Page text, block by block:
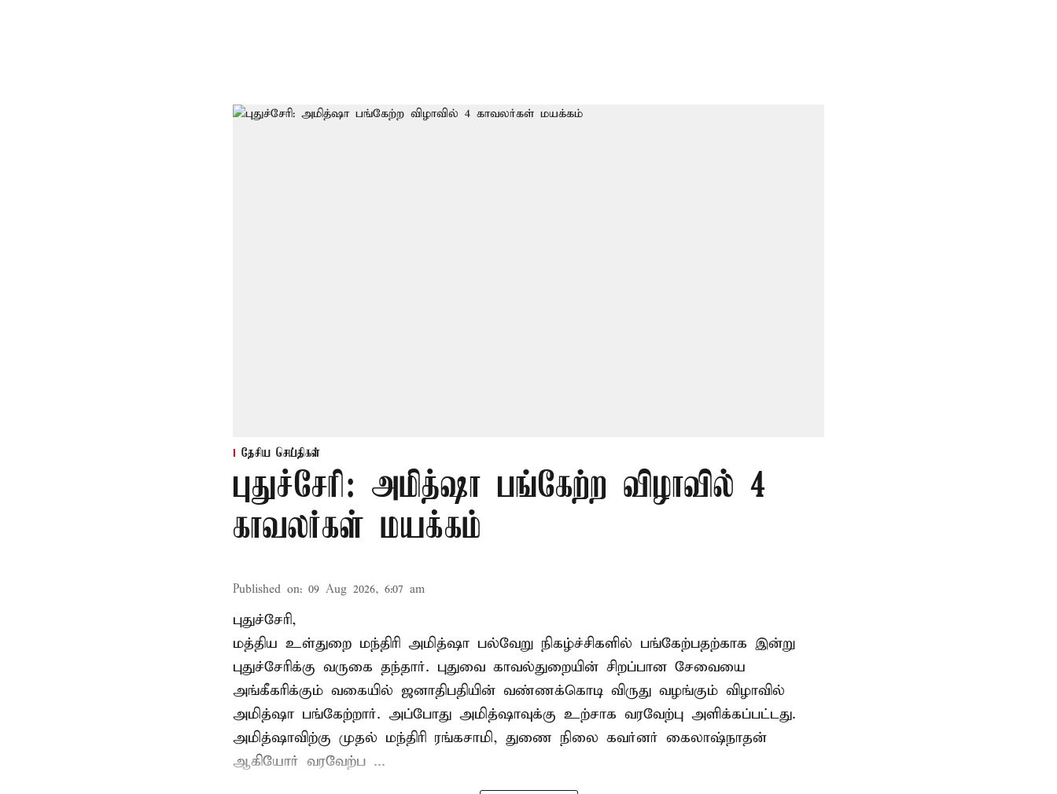
தேசிய செய்திகள்
புதுச்சேரி: அமித்ஷா பங்கேற்ற விழாவில் 4
காவலர்கள் மயக்கம்
Published on: 09 Aug 2026, 6:07 am
புதுச்சேரி,
மத்திய உள்துறை மந்திரி அமித்ஷா பல்வேறு நிகழ்ச்சிகளில் பங்கேற்பதற்காக இன்று
புதுச்சேரிக்கு வருகை தந்தார். புதுவை காவல்துறையின் சிறப்பான சேவையை
அங்கீகரிக்கும் வகையில் ஜனாதிபதியின் வண்ணக்கொடி விருது வழங்கும் விழாவில்
அமித்ஷா பங்கேற்றார். அப்போது அமித்ஷாவுக்கு உற்சாக வரவேற்பு அளிக்கப்பட்டது.
அமித்ஷாவிற்கு முதல் மந்திரி ரங்கசாமி, துணை நிலை கவர்னர் கைலாஷ்நாதன்
ஆகியோர் வரவேற்ப ...